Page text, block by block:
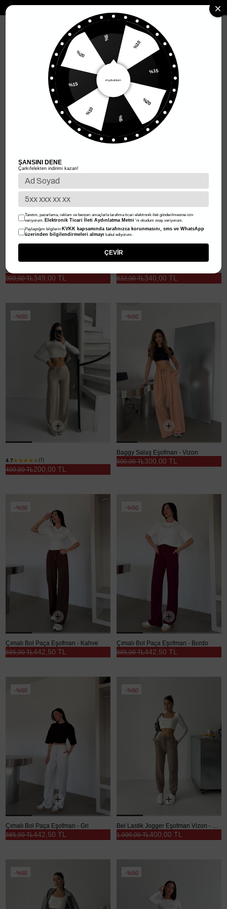
Kadın Giyim Kadın Alt Giyim Kadın Eşofman
Kadın Eşofman
Sıralama
Deri Kemerli Eşofman - Bordo
349,00 TL
900,00 TL
%59
340,00 TL
832,00 TL
%50
4.7 (7)
200,00 TL
400,00 TL
%50
Baggy Salaş Eşofman - Vizon
300,00 TL
600,00 TL
%50
Çımalı Bol Paça Eşofman - Kahve
442,50 TL
885,00 TL
%50
Çımalı Bol Paça Eşofman - Bordo
442,50 TL
885,00 TL
%50
Çımalı Bol Paça Eşofman - Gri
442,50 TL
885,00 TL
%60
Bel Lastik Jogger Eşofman Vizon - Vizon
400,00 TL
1.000,00 TL
%60 %50
%10
%20
%10
%20
ŞANSINI DENE
Çarkıfelekten indirimi kazan!
Tanıtım, pazarlama, reklam ve benzeri amaçlarla tarafıma ticari elektronik ileti gönderilmesine izin
veriyorum. Elektronik Ticari İleti Aydınlatma Metni 'ni okudum onay veriyorum.
Paylaştığım bilgilerin KVKK kapsamında tarafınızca korunmasını, sms ve WhatsApp
üzerinden bilgilendirmeleri almayı kabul ediyorum.
ÇEVİR